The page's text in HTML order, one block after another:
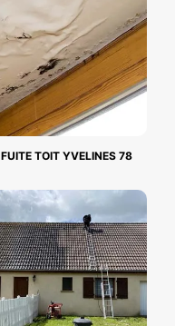
FUITE TOIT YVELINES 78